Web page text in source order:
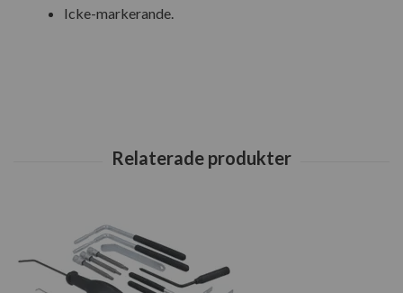
Icke-markerande.